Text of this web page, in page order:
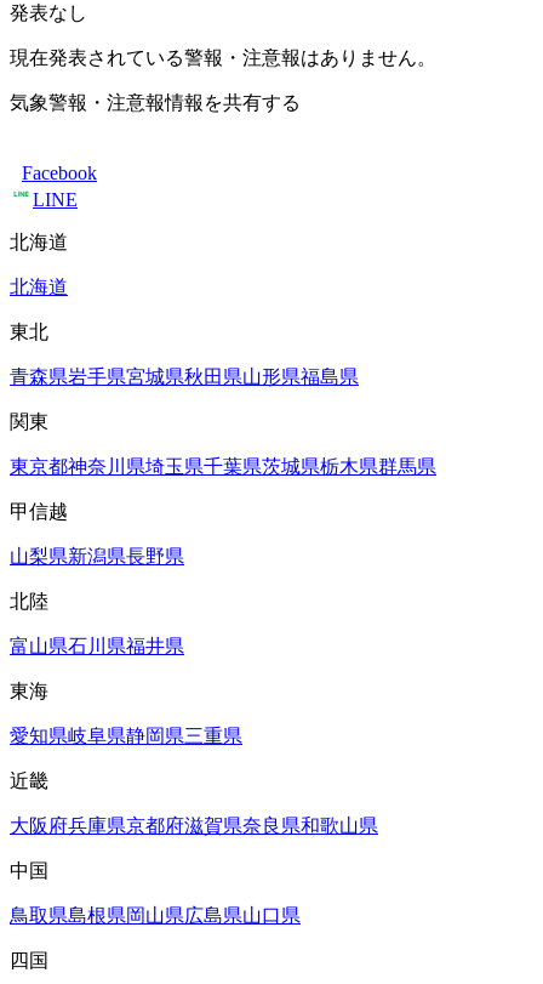
発表なし
現在発表されている警報・注意報はありません。
気象警報・注意報情報を共有する
Facebook
LINE
北海道
北海道
東北
青森県岩手県宮城県秋田県山形県福島県
関東
東京都神奈川県埼玉県千葉県茨城県栃木県群馬県
甲信越
山梨県新潟県長野県
北陸
富山県石川県福井県
東海
愛知県岐阜県静岡県三重県
近畿
大阪府兵庫県京都府滋賀県奈良県和歌山県
中国
鳥取県島根県岡山県広島県山口県
四国